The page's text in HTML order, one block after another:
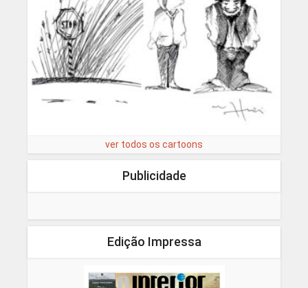
ver todos os cartoons
Publicidade
Edição Impressa